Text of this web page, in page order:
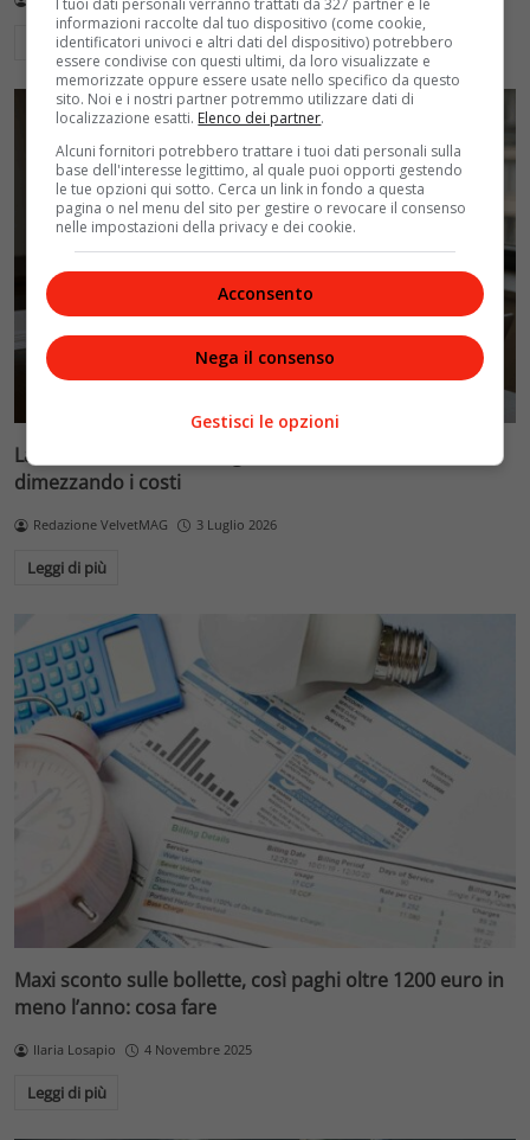
Leggi di più
La Fenice di Chiara Ferragni: come ha evitato il crollo
dimezzando i costi
Redazione VelvetMAG 3 Luglio 2026
Leggi di più
Maxi sconto sulle bollette, così paghi oltre 1200 euro in
meno l’anno: cosa fare
Ilaria Losapio 4 Novembre 2025
Leggi di più
informazioni raccolte dal tuo dispositivo (come cookie,
identificatori univoci e altri dati del dispositivo) potrebbero
essere condivise con questi ultimi, da loro visualizzate e
memorizzate oppure essere usate nello specifico da questo
sito. Noi e i nostri partner potremmo utilizzare dati di
localizzazione esatti. Elenco dei partner.
Alcuni fornitori potrebbero trattare i tuoi dati personali sulla
base dell'interesse legittimo, al quale puoi opporti gestendo
le tue opzioni qui sotto. Cerca un link in fondo a questa
pagina o nel menu del sito per gestire o revocare il consenso
nelle impostazioni della privacy e dei cookie.
Acconsento
Nega il consenso
Gestisci le opzioni